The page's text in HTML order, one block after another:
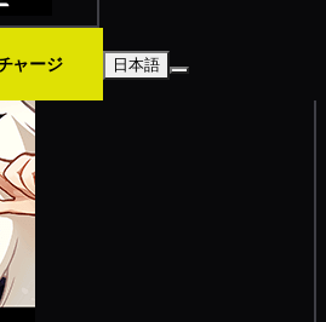
ャージ 日本語